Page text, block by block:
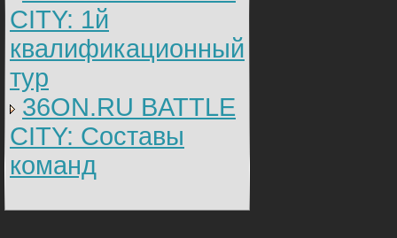
CITY: 1й
квалификационный
тур
36ON.RU BATTLE
CITY: Составы
команд